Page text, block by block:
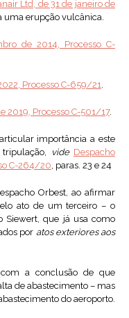
Ltd, de 31 de janeiro de
uma erupção vulcânica.
de 2014, Processo C-
Processo C-659/21.
2019, Processo C-501/17.
importância a este
vide Despacho
C-264/20, paras. 23 e 24
Orbest, ao afirmar
ato de um terceiro – o
que já usa como
por atos exteriores aos
a conclusão de que
de abastecimento – mas
do aeroporto.